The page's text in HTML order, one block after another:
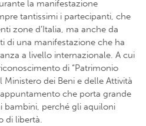
la manifestazione
tantissimi i partecipanti, che
zone d’Italia, ma anche da
di una manifestazione che ha
a livello internazionale. A cui
di “Patrimonio
Ministero dei Beni e delle Attività
che porta grande
bambini, perché gli aquiloni
di libertà.